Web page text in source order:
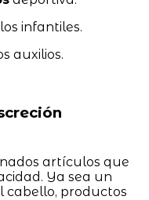
infantiles.
auxilios.
artículos que
Ya sea un
productos